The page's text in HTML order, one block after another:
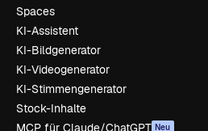
Spaces
KI-Assistent
KI-Bildgenerator
KI-Videogenerator
KI-Stimmengenerator
Stock-Inhalte
MCP für Claude/ChatGPT Neu